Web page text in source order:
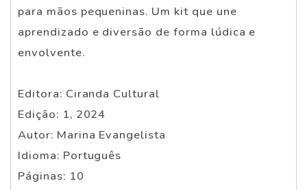
para mãos pequeninas. Um kit que une
aprendizado e diversão de forma lúdica e
envolvente.
Editora: Ciranda Cultural
Edição: 1, 2024
Autor: Marina Evangelista
Idioma: Português
Páginas: 10